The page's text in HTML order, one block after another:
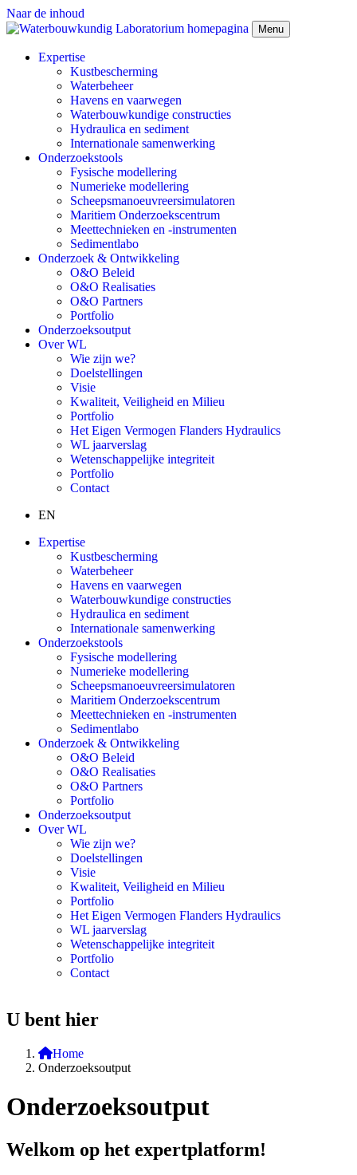
Naar de inhoud
Menu
Expertise
Kustbescherming
Waterbeheer
Havens en vaarwegen
Waterbouwkundige constructies
Hydraulica en sediment
Internationale samenwerking
Onderzoekstools
Fysische modellering
Numerieke modellering
Scheepsmanoeuvreersimulatoren
Maritiem Onderzoekscentrum
Meettechnieken en -instrumenten
Sedimentlabo
Onderzoek & Ontwikkeling
O&O Beleid
O&O Realisaties
O&O Partners
Portfolio
Onderzoeksoutput
Over WL
Wie zijn we?
Doelstellingen
Visie
Kwaliteit, Veiligheid en Milieu
Portfolio
Het Eigen Vermogen Flanders Hydraulics
WL jaarverslag
Wetenschappelijke integriteit
Portfolio
Contact
EN
Expertise
Kustbescherming
Waterbeheer
Havens en vaarwegen
Waterbouwkundige constructies
Hydraulica en sediment
Internationale samenwerking
Onderzoekstools
Fysische modellering
Numerieke modellering
Scheepsmanoeuvreersimulatoren
Maritiem Onderzoekscentrum
Meettechnieken en -instrumenten
Sedimentlabo
Onderzoek & Ontwikkeling
O&O Beleid
O&O Realisaties
O&O Partners
Portfolio
Onderzoeksoutput
Over WL
Wie zijn we?
Doelstellingen
Visie
Kwaliteit, Veiligheid en Milieu
Portfolio
Het Eigen Vermogen Flanders Hydraulics
WL jaarverslag
Wetenschappelijke integriteit
Portfolio
Contact
U bent hier
Home
Onderzoeksoutput
Onderzoeksoutput
Welkom op het expertplatform!